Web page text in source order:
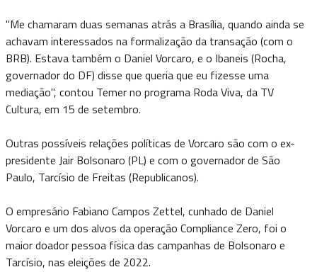
"Me chamaram duas semanas atrás a Brasília, quando ainda se
achavam interessados na formalização da transação (com o
BRB). Estava também o Daniel Vorcaro, e o Ibaneis (Rocha,
governador do DF) disse que queria que eu fizesse uma
mediação", contou Temer no programa Roda Viva, da TV
Cultura, em 15 de setembro.
Outras possíveis relações políticas de Vorcaro são com o ex-
presidente Jair Bolsonaro (PL) e com o governador de São
Paulo, Tarcísio de Freitas (Republicanos).
O empresário Fabiano Campos Zettel, cunhado de Daniel
Vorcaro e um dos alvos da operação Compliance Zero, foi o
maior doador pessoa física das campanhas de Bolsonaro e
Tarcísio, nas eleições de 2022.